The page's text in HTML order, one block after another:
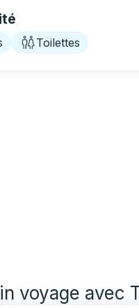
Toilettes
voyage avec